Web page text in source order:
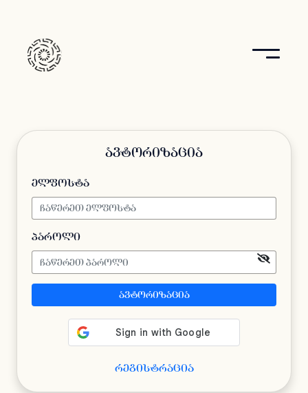
ავტორიზაცია
ელფოსტა
პაროლი
ავტორიზაცია
რეგისტრაცია